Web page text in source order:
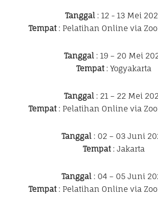
Tanggal : 12 - 13 Mei
Tempat: Pelatihan Online via
Tanggal: 19 – 20 Mei
Tempat: Yogyakarta
Tanggal : 21 – 22 Mei
Tempat: Pelatihan Online via
Tanggal : 02 – 03 Juni
Tempat: Jakarta
Tanggal : 04 – 05 Juni
Tempat: Pelatihan Online via